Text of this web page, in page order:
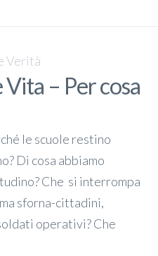
Verità
– Per cosa
le scuole restino
Di cosa abbiamo
Che si interrompa
sforna-cittadini,
operativi? Che